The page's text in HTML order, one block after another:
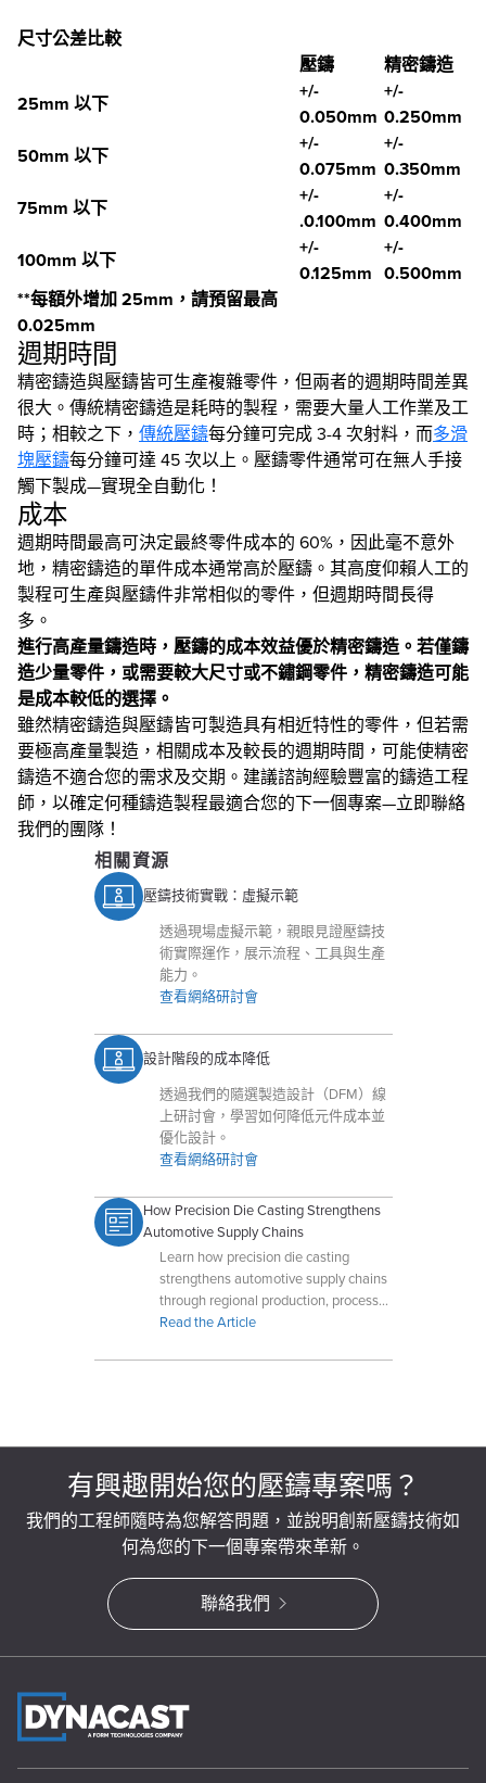
尺寸公差比較
壓鑄
精密鑄造
25mm 以下
+/-
0.050mm
+/-
0.250mm
50mm 以下
+/-
0.075mm
+/-
0.350mm
75mm 以下
+/-
.0.100mm
+/-
0.400mm
100mm 以下
+/-
0.125mm
+/-
0.500mm
**每額外增加 25mm，請預留最高
0.025mm
週期時間
精密鑄造與壓鑄皆可生產複雜零件，但兩者的週期時間差異
很大。傳統精密鑄造是耗時的製程，需要大量人工作業及工
時；相較之下， 傳統壓鑄每分鐘可完成 3-4 次射料，而多滑
塊壓鑄每分鐘可達 45 次以上。壓鑄零件通常可在無人手接
觸下製成—實現全自動化！
成本
週期時間最高可決定最終零件成本的 60%，因此毫不意外
地，精密鑄造的單件成本通常高於壓鑄。其高度仰賴人工的
製程可生產與壓鑄件非常相似的零件，但週期時間長得
多。
進行高產量鑄造時，壓鑄的成本效益優於精密鑄造。若僅鑄
造少量零件，或需要較大尺寸或不鏽鋼零件，精密鑄造可能
是成本較低的選擇。
雖然精密鑄造與壓鑄皆可製造具有相近特性的零件，但若需
要極高產量製造，相關成本及較長的週期時間，可能使精密
鑄造不適合您的需求及交期。建議諮詢經驗豐富的鑄造工程
師，以確定何種鑄造製程最適合您的下一個專案—立即聯絡
我們的團隊！
相關資源
壓鑄技術實戰：虛擬示範
透過現場虛擬示範，親眼見證壓鑄技
術實際運作，展示流程、工具與生產
能力。
查看網絡研討會
設計階段的成本降低
透過我們的隨選製造設計（DFM）線
上研討會，學習如何降低元件成本並
優化設計。
查看網絡研討會
How Precision Die Casting Strengthens
Automotive Supply Chains
Learn how precision die casting
strengthens automotive supply chains
through regional production, process
control, lightweighting, and reduced
Read the Article
有興趣開始您的壓鑄專案嗎？
我們的工程師隨時為您解答問題，並說明創新壓鑄技術如
何為您的下一個專案帶來革新。
聯絡我們